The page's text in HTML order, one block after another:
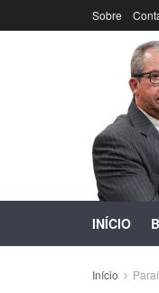
Sobre
INÍCIO
Início